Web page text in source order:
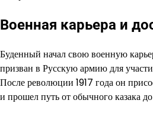
Военная карьера и
Буденный начал свою военную
призван в Русскую армию для
После революции 1917 года он
и прошел путь от обычного казака